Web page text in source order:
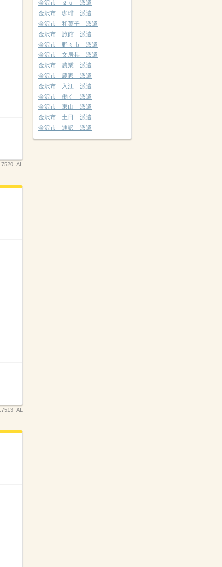
金沢市 ｇｕ 派遣
金沢市 珈琲 派遣
金沢市 和菓子 派遣
金沢市 旅館 派遣
金沢市 野々市 派遣
金沢市 文房具 派遣
金沢市 農業 派遣
金沢市 農家 派遣
金沢市 入江 派遣
金沢市 働く 派遣
金沢市 東山 派遣
金沢市 土日 派遣
金沢市 通訳 派遣